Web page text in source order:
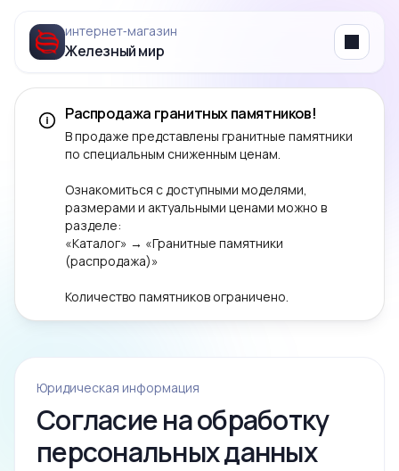
интернет‑магазин
Железный мир Menu
Распродажа гранитных памятников!
В продаже представлены гранитные памятники
по специальным сниженным ценам.
Ознакомиться с доступными моделями,
размерами и актуальными ценами можно в
разделе:
«Каталог» → «Гранитные памятники
(распродажа)»
Количество памятников ограничено.
Юридическая информация
Согласие на обработку
персональных данных